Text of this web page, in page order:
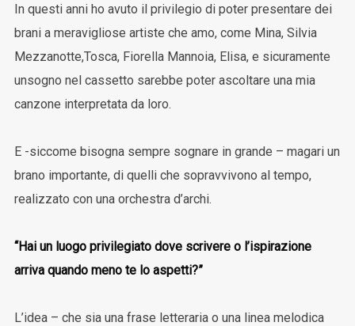
In questi anni ho avuto il privilegio di poter presentare dei
brani a meravigliose artiste che amo, come Mina, Silvia
Mezzanotte,Tosca, Fiorella Mannoia, Elisa, e sicuramente
unsogno nel cassetto sarebbe poter ascoltare una mia
canzone interpretata da loro.
E -siccome bisogna sempre sognare in grande – magari un
brano importante, di quelli che sopravvivono al tempo,
realizzato con una orchestra d’archi.
“Hai un luogo privilegiato dove scrivere o l’ispirazione
arriva quando meno te lo aspetti?”
L’idea – che sia una frase letteraria o una linea melodica